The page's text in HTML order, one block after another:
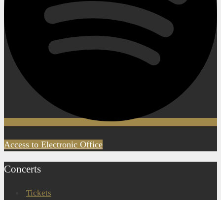
Access to Electronic Office
Concerts
Tickets